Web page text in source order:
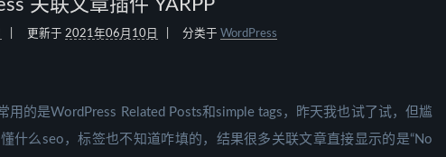
关联文章插件 YARPP
更新于 2021年06月10日 分类于 WordPress
的是WordPress Related Posts和simple tags，昨天我也试了试，但尴
什么seo，标签也不知道咋填的，结果很多关联文章直接显示的是“No